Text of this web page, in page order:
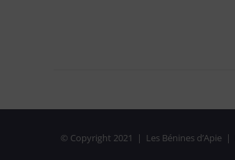
© Copyright 2021 | Les Bénines d’Apie |